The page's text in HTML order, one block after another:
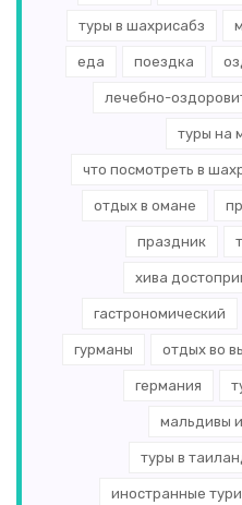
туры в шахрисабз
еда поездка
лечебно-
туры на
что посмотреть в
отдых в омане
праздник
хива
гастрономический
гурманы отдых во
германия
мальдивы
туры в
иностранные